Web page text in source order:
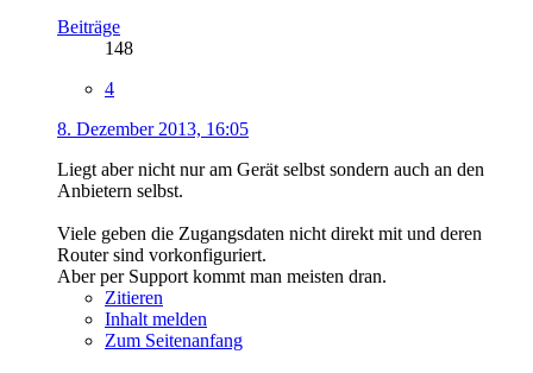
Beiträge
148
4
8. Dezember 2013, 16:05
Liegt aber nicht nur am Gerät selbst sondern auch an den
Anbietern selbst.
Viele geben die Zugangsdaten nicht direkt mit und deren
Router sind vorkonfiguriert.
Aber per Support kommt man meisten dran.
Zitieren
Inhalt melden
Zum Seitenanfang